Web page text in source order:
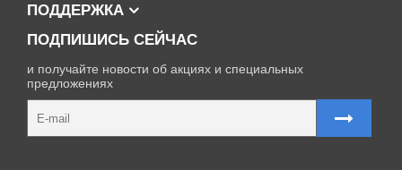
ПОДДЕРЖКА
ПОДПИШИСЬ СЕЙЧАС
и получайте новости об акциях и специальных
предложениях